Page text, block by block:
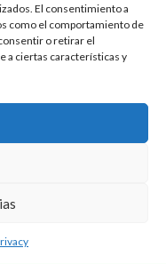
El consentimiento a
como el comportamiento de
o retirar el
a ciertas características y
a los